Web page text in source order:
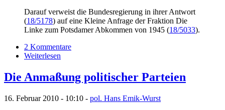
Darauf verweist die Bundesregierung in ihrer Antwort
(18/5178) auf eine Kleine Anfrage der Fraktion Die
Linke zum Potsdamer Abkommen von 1945 (18/5033).
2 Kommentare
Weiterlesen
Die Anmaßung politischer Parteien
16. Februar 2010 - 10:10 - pol. Hans Emik-Wurst